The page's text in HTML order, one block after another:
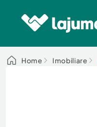
Home Imobiliare